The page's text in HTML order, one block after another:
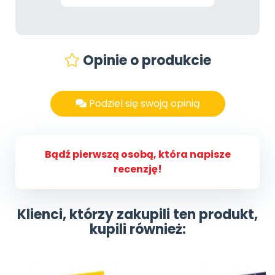
Opinie o produkcie
Podziel się swoją opinią
Bądź pierwszą osobą, która napisze
recenzję!
Klienci, którzy zakupili ten produkt,
kupili również: